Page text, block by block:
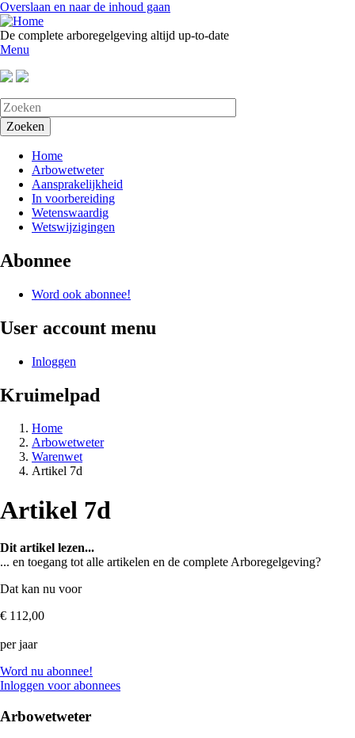
Overslaan en naar de inhoud gaan
De complete arboregelgeving altijd up-to-date
Menu
Home
Arbowetweter
Aansprakelijkheid
In voorbereiding
Wetenswaardig
Wetswijzigingen
Abonnee
Word ook abonnee!
User account menu
Inloggen
Kruimelpad
Home
Arbowetweter
Warenwet
Artikel 7d
Artikel 7d
Dit artikel lezen...
... en toegang tot alle artikelen en de complete Arboregelgeving?
Dat kan nu voor
€ 112,00
per jaar
Word nu abonnee!
Inloggen voor abonnees
Arbowetweter